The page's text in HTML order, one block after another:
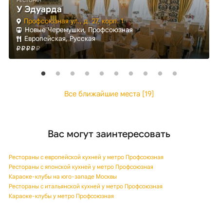
У Эдуарда
Профсоюзная ул., д. 27, корп. 1
Новые Черемушки, Профсоюзная
Европейская, Русская
Все ближайшие места [19]
Вас могут заинтересовать
Рестораны с европейской кухней у метро Профсоюзная
Рестораны с японской кухней у метро Профсоюзная
Караоке-клубы на юго-западе Москвы
Рестораны с итальянской кухней у метро Профсоюзная
Караоке-клубы у метро Профсоюзная